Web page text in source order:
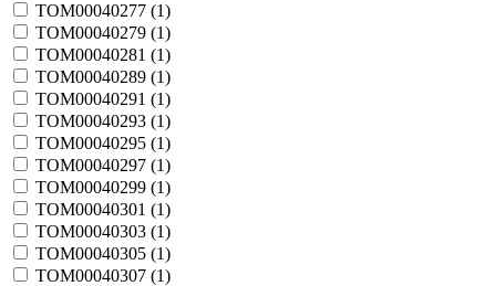
TOM00040277 (1)
TOM00040279 (1)
TOM00040281 (1)
TOM00040289 (1)
TOM00040291 (1)
TOM00040293 (1)
TOM00040295 (1)
TOM00040297 (1)
TOM00040299 (1)
TOM00040301 (1)
TOM00040303 (1)
TOM00040305 (1)
TOM00040307 (1)